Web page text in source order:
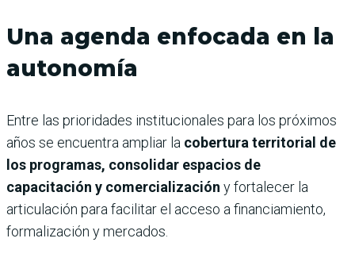
Una agenda enfocada en la
autonomía
Entre las prioridades institucionales para los próximos
años se encuentra ampliar la cobertura territorial de
los programas, consolidar espacios de
capacitación y comercialización y fortalecer la
articulación para facilitar el acceso a financiamiento,
formalización y mercados.